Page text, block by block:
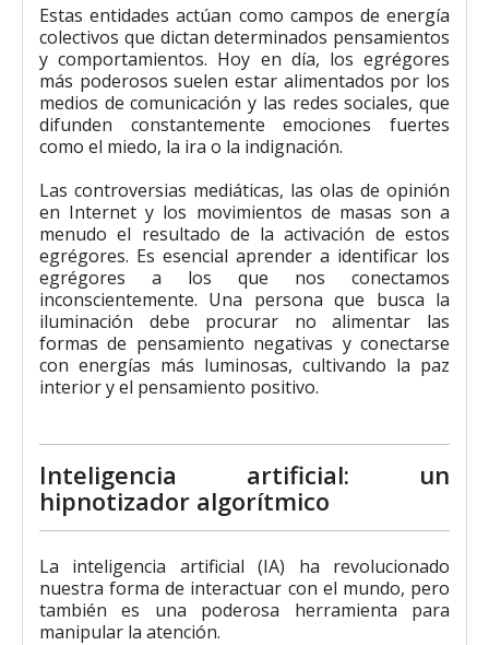
Estas entidades actúan como campos de energía
colectivos que dictan determinados pensamientos
y comportamientos. Hoy en día, los egrégores
más poderosos suelen estar alimentados por los
medios de comunicación y las redes sociales, que
difunden constantemente emociones fuertes
como el miedo, la ira o la indignación.
Las controversias mediáticas, las olas de opinión
en Internet y los movimientos de masas son a
menudo el resultado de la activación de estos
egrégores. Es esencial aprender a identificar los
egrégores a los que nos conectamos
inconscientemente. Una persona que busca la
iluminación debe procurar no alimentar las
formas de pensamiento negativas y conectarse
con energías más luminosas, cultivando la paz
interior y el pensamiento positivo.
Inteligencia artificial: un
hipnotizador algorítmico
La inteligencia artificial (IA) ha revolucionado
nuestra forma de interactuar con el mundo, pero
también es una poderosa herramienta para
manipular la atención.